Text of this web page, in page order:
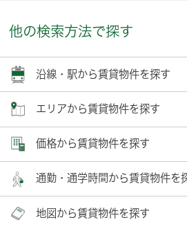
他の検索方法で探す
沿線・駅から賃貸物件を探す
エリアから賃貸物件を探す
価格から賃貸物件を探す
通勤・通学時間から賃貸物件を
地図から賃貸物件を探す